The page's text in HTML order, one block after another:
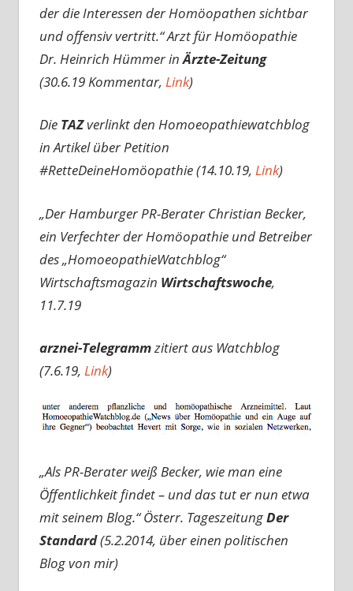
der die Interessen der Homöopathen sichtbar
und offensiv vertritt.“Arzt für Homöopathie
Dr. Heinrich Hümmer inÄrzte-Zeitung
(30.6.19 Kommentar, Link)
DieTAZverlinkt den Homoeopathiewatchblog
in Artikel über Petition
#RetteDeineHomöopathie (14.10.19, Link)
„Der Hamburger PR-Berater Christian Becker,
ein Verfechter der Homöopathie und Betreiber
des „HomoeopathieWatchblog“
Wirtschaftsmagazin Wirtschaftswoche,
11.7.19
arznei-Telegrammzitiert aus Watchblog
(7.6.19, Link)
„Als PR-Berater weiß Becker, wie man eine
Öffentlichkeit findet – und das tut er nun etwa
mit seinem Blog.“Österr. TageszeitungDer
Standard(5.2.2014, über einen politischen
Blog von mir)